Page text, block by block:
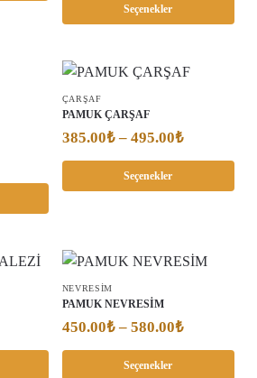
Seçenekler
ÇARŞAF
PAMUK ÇARŞAF
385.00₺ – 495.00₺
Seçenekler
NEVRESIM
PAMUK NEVRESİM
450.00₺ – 580.00₺
Seçenekler